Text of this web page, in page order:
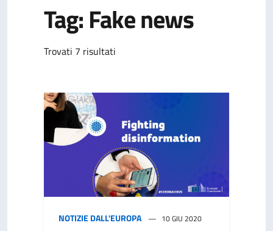
Tag: Fake news
Trovati 7 risultati
NOTIZIE DALL'EUROPA 10 GIU 2020